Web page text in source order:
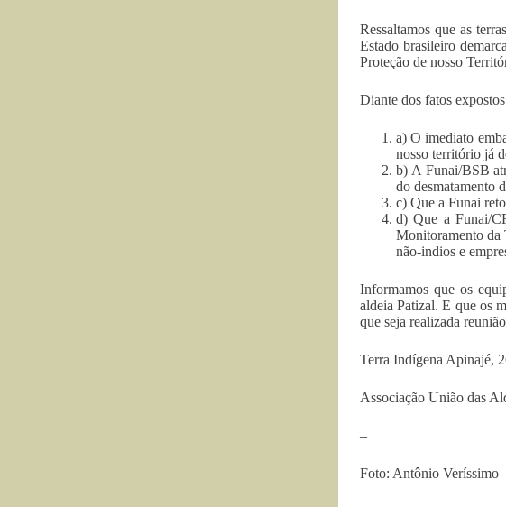
Ressaltamos que as
Estado brasileiro
Proteção de nosso
Diante dos fatos
a) O imediato
nosso território já
b) A Funai/BSB
do desmatamento
c) Que a Funai
d) Que a Funai/
Monitoramento da
não-indios e
Informamos que os
aldeia Patizal. E que os
que seja realizada
Terra Indígena Apinajé,
Associação União das
–
Foto: Antônio Veríssimo